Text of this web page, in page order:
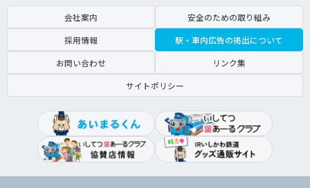
会社案内
安全のための取り組み
採用情報
駅・車内広告の掲出について
お問い合わせ
リンク集
サイトポリシー